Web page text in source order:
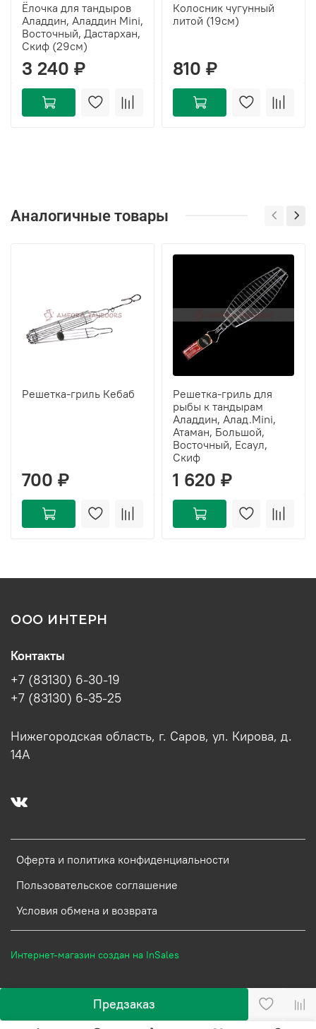
Предзаказ
Ёлочка для тандыров
Аладдин, Аладдин Mini,
Восточный, Дастархан,
Скиф (29см)
3 240 ₽
Колосник чугунный
литой (19см)
810 ₽
Аналогичные товары
Решетка-гриль Кебаб
700 ₽
Решетка-гриль для
рыбы к тандырам
Аладдин, Алад.Mini,
Атаман, Большой,
Восточный, Есаул,
Скиф
1 620 ₽
ООО ИНТЕРН
Оферта и политика конфиденциальности
Пользовательское соглашение
Условия обмена и возврата
Контакты
+7 (83130) 6-30-19
+7 (83130) 6-35-25
Нижегородская область, г. Саров, ул. Кирова, д.
14А
Интернет-магазин создан на InSales